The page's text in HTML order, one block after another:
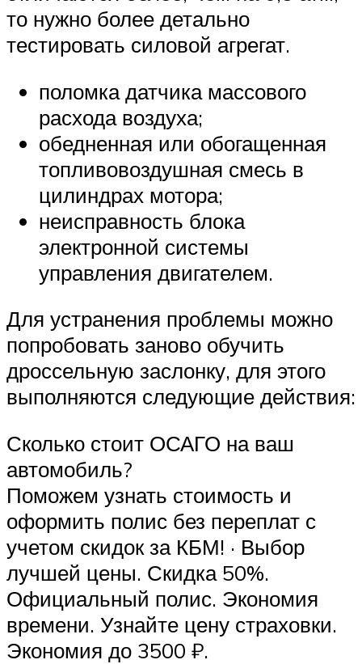
то нужно более детально
тестировать силовой агрегат.
поломка датчика массового
расхода воздуха;
обедненная или обогащенная
топливовоздушная смесь в
цилиндрах мотора;
неисправность блока
электронной системы
управления двигателем.
Для устранения проблемы можно
попробовать заново обучить
дроссельную заслонку, для этого
выполняются следующие действия:
Сколько стоит ОСАГО на ваш
автомобиль?
Поможем узнать стоимость и
оформить полис без переплат с
учетом скидок за КБМ! · Выбор
лучшей цены. Скидка 50%.
Официальный полис. Экономия
времени. Узнайте цену страховки.
Экономия до 3500 ₽.